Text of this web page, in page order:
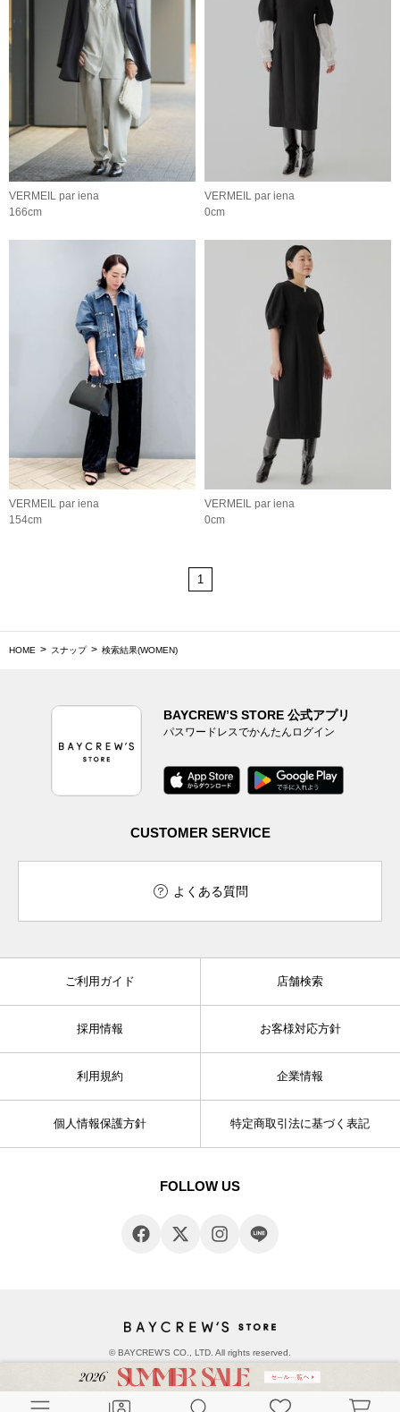
VERMEIL par iena
166cm
VERMEIL par iena
0cm
VERMEIL par iena
154cm
VERMEIL par iena
0cm
1
HOME スナップ 検索結果(WOMEN)
BAYCREW’S STORE 公式アプリ
パスワードレスでかんたんログイン
CUSTOMER SERVICE
よくある質問
ご利用ガイド 店舗検索
採用情報 お客様対応方針
利用規約 企業情報
個人情報保護方針 特定商取引法に基づく表記
FOLLOW US
© BAYCREW’S CO., LTD. All rights reserved.